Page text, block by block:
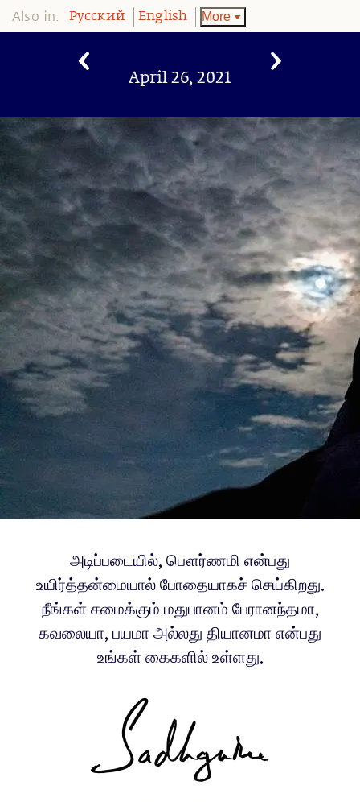
Also in: Pусский English More
April 26, 2021
அடிப்படையில், பௌர்ணமி என்பது
உயிர்த்தன்மையால் போதையாகச் செய்கிறது.
நீங்கள் சமைக்கும் மதுபானம் பேரானந்தமா,
கவலையா, பயமா அல்லது தியானமா என்பது
உங்கள் கைகளில் உள்ளது.